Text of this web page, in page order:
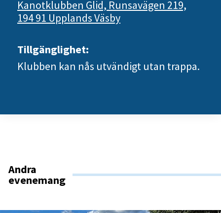
Kanotklubben Glid, Runsavägen 219,
194 91 Upplands Väsby
Tillgänglighet:
Klubben kan nås utvändigt utan trappa.
Andra
evenemang